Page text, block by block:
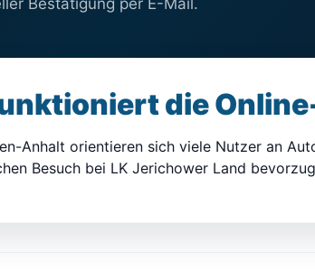
Bestätigung per E-Mail.
die
Anhalt orientieren sich viele Nutzer an
Besuch bei LK Jerichower Land